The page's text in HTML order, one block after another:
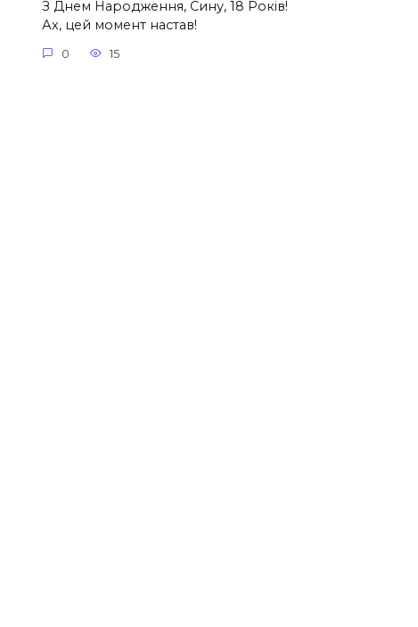
З Днем Народження, Сину, 18 Років!
Ах, цей момент настав!
0 15